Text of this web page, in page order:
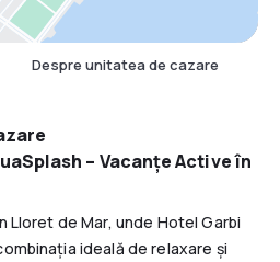
Despre unitatea de cazare
– Vacanțe Active în
Lloret de Mar, unde Hotel Garbi
ideală de relaxare și